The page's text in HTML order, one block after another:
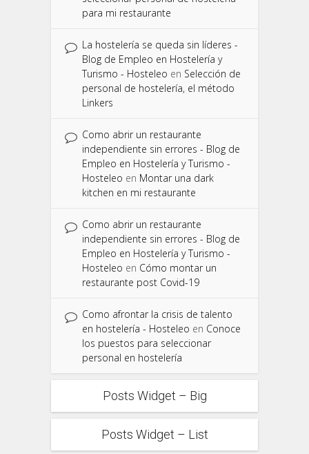
para mi restaurante
La hostelería se queda sin líderes -
Blog de Empleo en Hostelería y
Turismo - Hosteleo en Selección de
personal de hostelería, el método
Linkers
Como abrir un restaurante
independiente sin errores - Blog de
Empleo en Hostelería y Turismo -
Hosteleo en Montar una dark
kitchen en mi restaurante
Como abrir un restaurante
independiente sin errores - Blog de
Empleo en Hostelería y Turismo -
Hosteleo en Cómo montar un
restaurante post Covid-19
Como afrontar la crisis de talento
en hostelería - Hosteleo en Conoce
los puestos para seleccionar
personal en hostelería
Posts Widget – Big
Posts Widget – List